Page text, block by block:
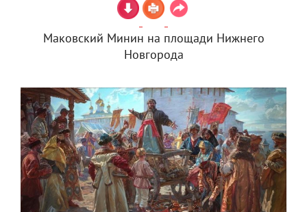
Маковский Минин на площади Нижнего
Новгорода